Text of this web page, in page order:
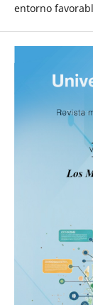
entorno